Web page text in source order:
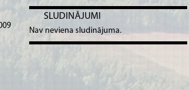
SLUDINĀJUMI
Nav neviena sludinājuma.